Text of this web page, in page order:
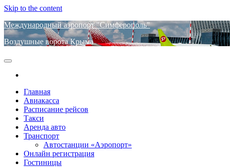
Skip to the content
Международный аэропорт "Симферополь"
Воздушные ворота Крыма
Главная
Авиакасса
Расписание рейсов
Такси
Аренда авто
Транспорт
Автостанции «Аэропорт»
Онлайн регистрация
Гостиницы